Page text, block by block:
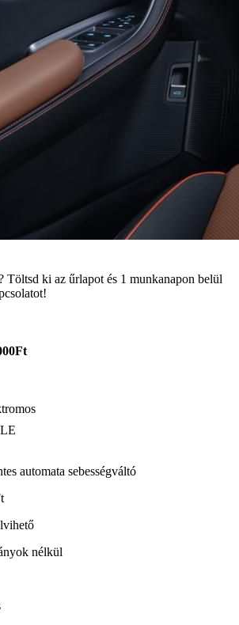
Töltsd ki az űrlapot és 1 munkanapon belül
automata sebességváltó
nélkül